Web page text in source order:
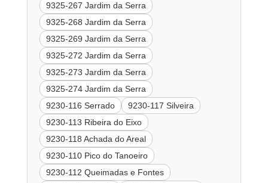
9325-267 Jardim da Serra
9325-268 Jardim da Serra
9325-269 Jardim da Serra
9325-272 Jardim da Serra
9325-273 Jardim da Serra
9325-274 Jardim da Serra
9230-116 Serrado
9230-117 Silveira
9230-113 Ribeira do Eixo
9230-118 Achada do Areal
9230-110 Pico do Tanoeiro
9230-112 Queimadas e Fontes